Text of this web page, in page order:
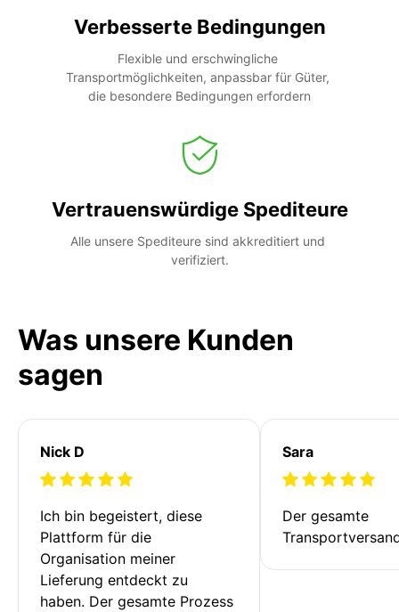
Verbesserte Bedingungen
Flexible und erschwingliche
Transportmöglichkeiten, anpassbar für Güter,
die besondere Bedingungen erfordern
Vertrauenswürdige Spediteure
Alle unsere Spediteure sind akkreditiert und
verifiziert.
Was unsere Kunden
sagen
Nick D
Ich bin begeistert, diese
Plattform für die
Organisation meiner
Lieferung entdeckt zu
haben. Der gesamte Prozess
Sara
Der gesamte